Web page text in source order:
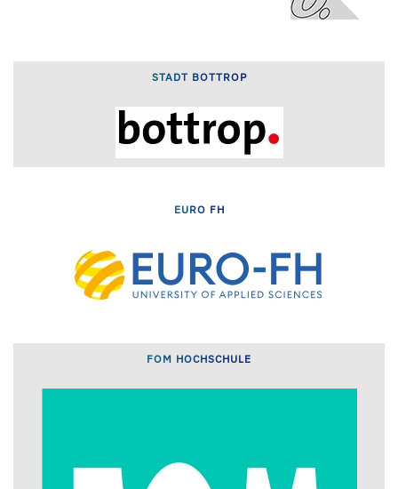
STADT BOTTROP
EURO FH
FOM HOCHSCHULE